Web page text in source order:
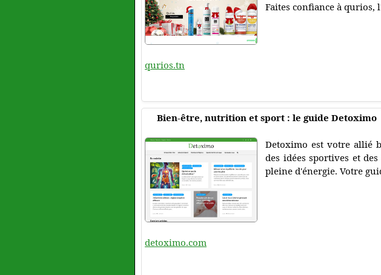
Faites confiance à qurios,
qurios.tn
Bien-être, nutrition et sport : le guide Detoximo
Detoximo est votre allié
des idées sportives et
pleine d'énergie. Votre
detoximo.com